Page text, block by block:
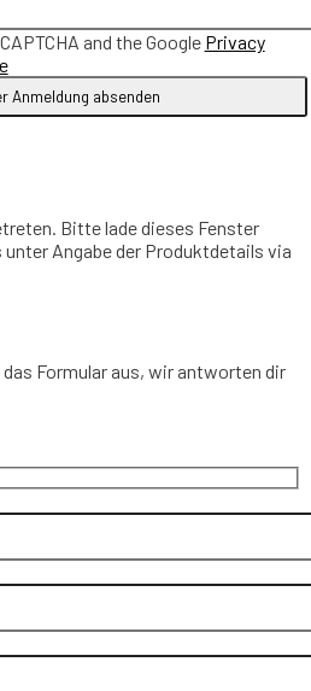
and the Google Privacy
Bitte lade dieses Fenster
Angabe der Produktdetails via
Formular aus, wir antworten dir